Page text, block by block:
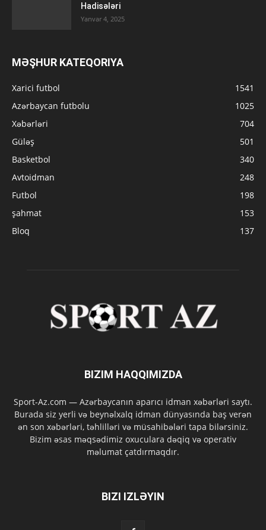
Hadisələri
Yanvar 4, 2025
MƏŞHUR KATEQORIYA
Xarici futbol
1541
Azərbaycan futbolu
1025
Xəbərləri
704
Güləş
501
Basketbol
340
Avtoidman
248
Futbol
198
şahmat
153
Bloq
137
BIZIM HAQQIMIZDA
Sport-Az.com — Azərbaycanın aparıcı idman xəbərləri saytı.
Burada siz yerli və beynəlxalq idman dünyasında baş verən
ən son xəbərləri, təhlilləri və müsahibələri tapa bilərsiniz.
Bizim əsas məqsədimiz oxuculara dəqiq və operativ
məlumat çatdırmaqdır.
BIZI IZLƏYIN